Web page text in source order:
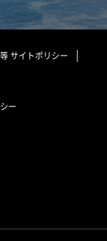
サイトポリシー
ー